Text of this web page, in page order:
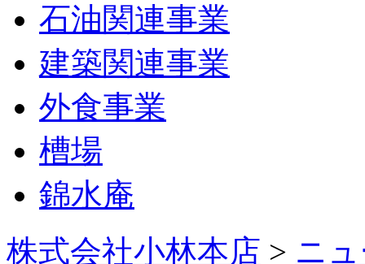
石油関連事業
建築関連事業
外食事業
槽場
錦水庵
株式会社小林本店 > ニ